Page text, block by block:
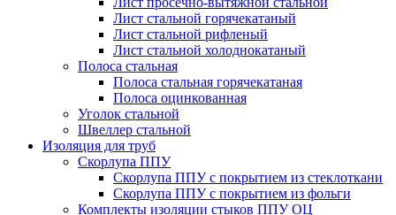
Лист стальной горячекатаный
Лист стальной рифленый
Лист стальной холоднокатаный
Полоса стальная
Полоса стальная горячекатаная
Полоса оцинкованная
Уголок стальной
Швеллер стальной
Изоляция для труб
Скорлупа ППУ
Скорлупа ППУ с покрытием из стеклоткани
Скорлупа ППУ с покрытием из фольги
Комплекты изоляции стыков ППУ ОЦ